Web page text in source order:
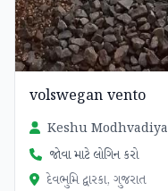
volswegan vento
Keshu Modhvadiya
જોવા માટે લોગિન કરો
દેવભુમિ દ્વારકા, ગુજરાત